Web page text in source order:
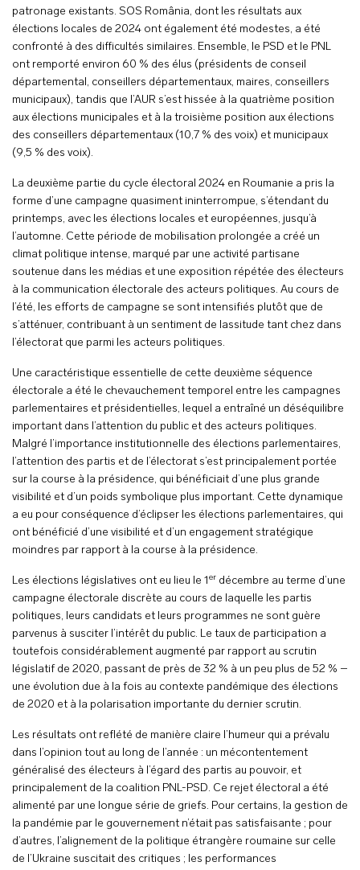
patronage existants. SOS România, dont les résultats aux
élections locales de 2024 ont également été modestes, a été
confronté à des difficultés similaires. Ensemble, le PSD et le PNL
ont remporté environ 60 % des élus (présidents de conseil
départemental, conseillers départementaux, maires, conseillers
municipaux), tandis que l’AUR s’est hissée à la quatrième position
aux élections municipales et à la troisième position aux élections
des conseillers départementaux (10,7 % des voix) et municipaux
(9,5 % des voix).
La deuxième partie du cycle électoral 2024 en Roumanie a pris la
forme d’une campagne quasiment ininterrompue, s’étendant du
printemps, avec les élections locales et européennes, jusqu’à
l’automne. Cette période de mobilisation prolongée a créé un
climat politique intense, marqué par une activité partisane
soutenue dans les médias et une exposition répétée des électeurs
à la communication électorale des acteurs politiques. Au cours de
l’été, les efforts de campagne se sont intensifiés plutôt que de
s’atténuer, contribuant à un sentiment de lassitude tant chez dans
l’électorat que parmi les acteurs politiques.
Une caractéristique essentielle de cette deuxième séquence
électorale a été le chevauchement temporel entre les campagnes
parlementaires et présidentielles, lequel a entraîné un déséquilibre
important dans l’attention du public et des acteurs politiques.
Malgré l’importance institutionnelle des élections parlementaires,
l’attention des partis et de l’électorat s’est principalement portée
sur la course à la présidence, qui bénéficiait d’une plus grande
visibilité et d’un poids symbolique plus important. Cette dynamique
a eu pour conséquence d’éclipser les élections parlementaires, qui
ont bénéficié d’une visibilité et d’un engagement stratégique
moindres par rapport à la course à la présidence.
Les élections législatives ont eu lieu le 1er décembre au terme d’une
campagne électorale discrète au cours de laquelle les partis
politiques, leurs candidats et leurs programmes ne sont guère
parvenus à susciter l’intérêt du public. Le taux de participation a
toutefois considérablement augmenté par rapport au scrutin
législatif de 2020, passant de près de 32 % à un peu plus de 52 % –
une évolution due à la fois au contexte pandémique des élections
de 2020 et à la polarisation importante du dernier scrutin.
Les résultats ont reflété de manière claire l’humeur qui a prévalu
dans l’opinion tout au long de l’année : un mécontentement
généralisé des électeurs à l’égard des partis au pouvoir, et
principalement de la coalition PNL-PSD. Ce rejet électoral a été
alimenté par une longue série de griefs. Pour certains, la gestion de
la pandémie par le gouvernement n’était pas satisfaisante ; pour
d’autres, l’alignement de la politique étrangère roumaine sur celle
de l’Ukraine suscitait des critiques ; les performances